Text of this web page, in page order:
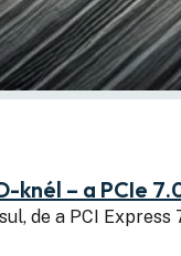
knél – a PCIe
de a PCI Express